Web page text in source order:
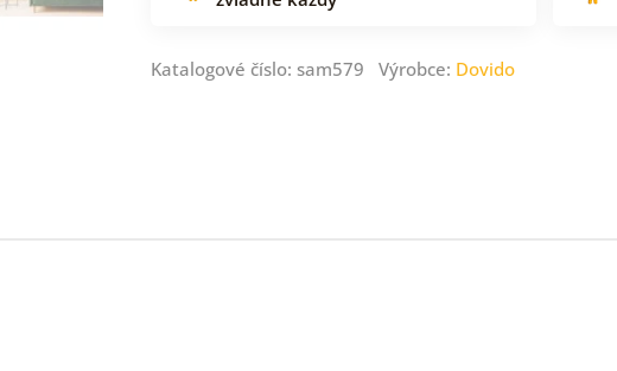
Katalogové číslo: sam579 Výrobce: Dovido